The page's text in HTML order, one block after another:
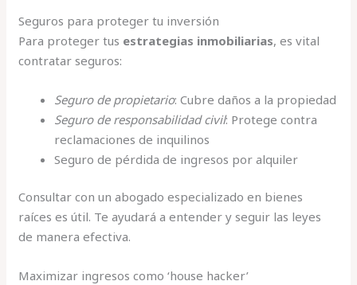
Seguros para proteger tu inversión
Para proteger tus estrategias inmobiliarias, es vital
contratar seguros:
Seguro de propietario: Cubre daños a la propiedad
Seguro de responsabilidad civil: Protege contra
reclamaciones de inquilinos
Seguro de pérdida de ingresos por alquiler
Consultar con un abogado especializado en bienes
raíces es útil. Te ayudará a entender y seguir las leyes
de manera efectiva.
Maximizar ingresos como ‘house hacker’